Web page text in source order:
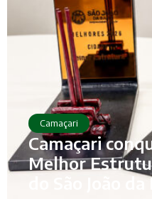
Camaçari
Camaçari
Melhor
do São João